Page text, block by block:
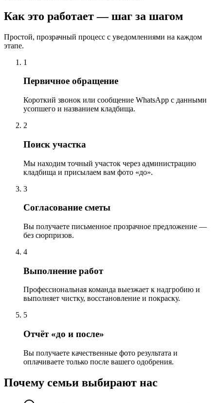
Как это работает — шаг за шагом
Простой, прозрачный процесс с уведомлениями на каждом
этапе.
1
Первичное обращение
Короткий звонок или сообщение WhatsApp с данными
усопшего и названием кладбища.
2
Поиск участка
Мы находим точный участок через администрацию
кладбища и присылаем вам фото «до».
3
Согласование сметы
Вы получаете письменное прозрачное предложение —
без сюрпризов.
4
Выполнение работ
Профессиональная команда выезжает к надгробию и
выполняет чистку, восстановление и покраску.
5
Отчёт «до и после»
Вы получаете качественные фото результата и
оплачиваете только после вашего одобрения.
Почему семьи выбирают нас